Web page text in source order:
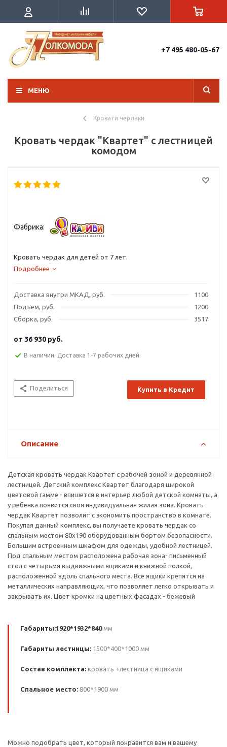
+7 495 480-05-67
МЕНЮ
Кровати чердаки
Кровать чердак "Квартет" с лестницей
комодом
Фабрика:
Кровать чердак для детей от 7 лет.
Подробнее
Доставка внутри МКАД, руб.
1100
Подъем, руб.
1200
Сборка, руб.
3517
от 36 930 руб.
В наличии. Доставка 1-7 рабочих дней.
Поделиться Купить в Кредит
Описание
Детская кровать чердак Квартет с рабочей зоной и деревянной
лестницей. Детский комплекс Квартет благодаря широкой
цветовой гамме - впишется в интерьер любой детской комнаты, а
у ребенка появится своя индивидуальная жилая зона. Кровать
чердак Квартет позволит с экономить пространство в комнате.
Покупая данный комплекс, вы получаете кровать чердак со
спальным местом 80х190 оборудованным бортом безопасности.
Большим встроенным шкафом для одежды, удобной лестницей.
Под спальным местом расположена рабочая зона- письменный
стол с четырьмя выдвижными ящиками и книжной полкой,
расположенной вдоль спального места. Все ящики крепятся на
металлических направляющих, что позволяет легко открывать и
закрывать их. Цвет кромки на цветных фасадах - бежевый
Габариты:1920*1932*840мм
Габариты лестницы: 1500*400*1000 мм
Состав комплекта: кровать +лестница с ящиками
Спальное место: 800*1900 мм
Можно подобрать цвет, который понравится вам и вашему